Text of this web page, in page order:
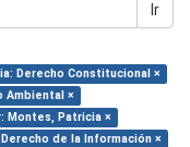
Ir
Derecho Constitucional ×
Ambiental ×
Montes, Patricia ×
de la Información ×